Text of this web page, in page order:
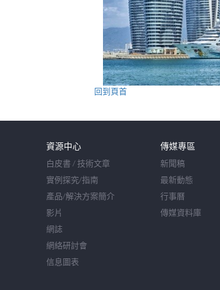
回到頁首
資源中心
白皮書 / 技術文章
實例探究/指南
產品/解決方案簡介
影片
網誌
網絡研討會
信息圖表
傳媒專區
新聞稿
最新動態
行事曆
傳媒資料庫